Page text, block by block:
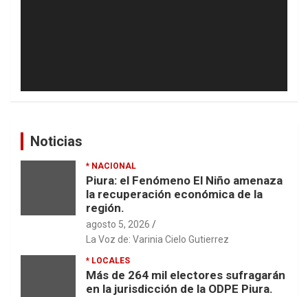
Noticias
* NACIONAL
Piura: el Fenómeno El Niño amenaza
la recuperación económica de la
región.
agosto 5, 2026
La Voz de: Varinia Cielo Gutierrez
* LOCALES
Más de 264 mil electores sufragarán
en la jurisdicción de la ODPE Piura.